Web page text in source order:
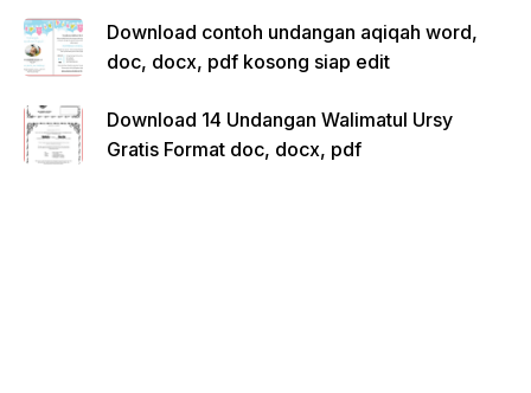
Download contoh undangan aqiqah word,
doc, docx, pdf kosong siap edit
Download 14 Undangan Walimatul Ursy
Gratis Format doc, docx, pdf